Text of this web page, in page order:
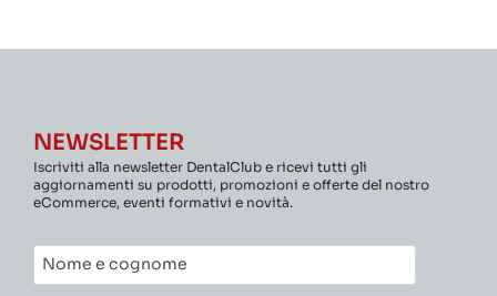
NEWSLETTER
Iscriviti alla newsletter DentalClub e ricevi tutti gli
aggiornamenti su prodotti, promozioni e offerte del nostro
eCommerce, eventi formativi e novità.
Nome
e